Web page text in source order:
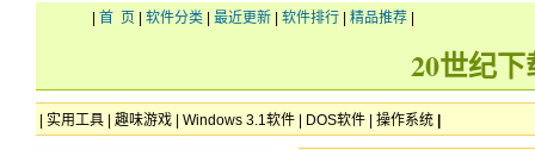
首 页 软件分类 最近更新 软件排行 精品推荐
20世纪
实用工具 趣味游戏 Windows 3.1软件 DOS软件 操作系统